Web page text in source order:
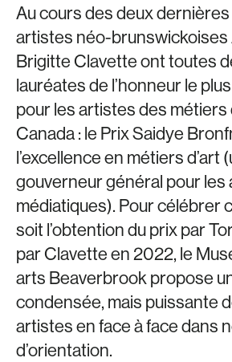
Au cours des deux
artistes néo-brunswickoises
Brigitte Clavette ont toutes
lauréates de l’honneur le
pour les artistes des métiers
Canada : le Prix Saidye
l’excellence en métiers d’art
gouverneur général pour les
médiatiques). Pour célébrer
soit l’obtention du prix par
par Clavette en 2022, le
arts Beaverbrook propose
condensée, mais puissante
artistes en face à face dans
d’orientation.